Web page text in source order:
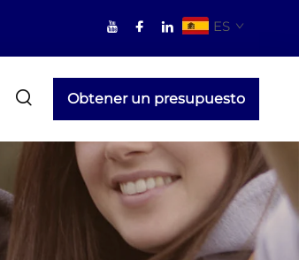
ES
Obtener un presupuesto